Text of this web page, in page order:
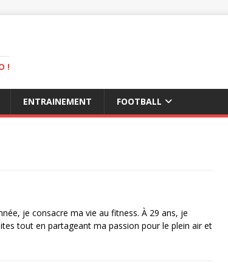
!
ENTRAINEMENT FOOTBALL
je consacre ma vie au fitness. À 29 ans, je
tout en partageant ma passion pour le plein air et